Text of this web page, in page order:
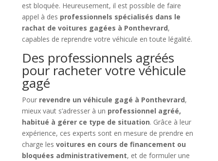
est bloquée. Heureusement, il est possible de faire
appel à des professionnels spécialisés dans le
rachat de voitures gagées à Ponthevrard,
capables de reprendre votre véhicule en toute légalité.
Des professionnels agréés
pour racheter votre véhicule
gagé
Pour revendre un véhicule gagé à Ponthevrard,
mieux vaut s’adresser à un professionnel agréé,
habitué à gérer ce type de situation. Grâce à leur
expérience, ces experts sont en mesure de prendre en
charge les voitures en cours de financement ou
bloquées administrativement, et de formuler une